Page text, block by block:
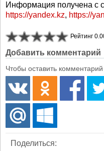
Информация получена с
https://yandex.kz, https://
Рейтинг
Добавить комментарий
Чтобы оставить
Поделиться: